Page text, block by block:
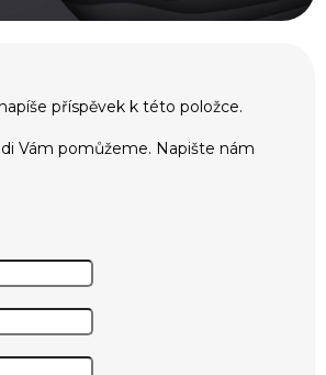
příspěvek k této položce.